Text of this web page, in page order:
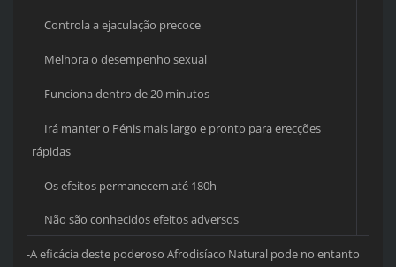
Controla a ejaculação precoce
Melhora o desempenho sexual
Funciona dentro de 20 minutos
Irá manter o Pénis mais largo e pronto para erecções
rápidas
Os efeitos permanecem até 180h
Não são conhecidos efeitos adversos
-A eficácia deste poderoso Afrodisíaco Natural pode no entanto